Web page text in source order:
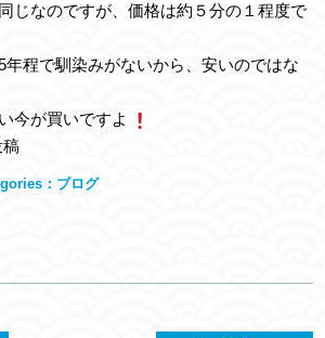
じなのですが、価格は約５分の１程度で
年程で馴染みがないから、安いのではな
今が買いですよ
稿
： ブログ